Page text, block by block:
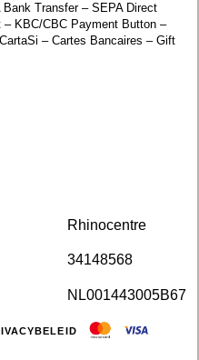
Transfer – SEPA Direct
KBC/CBC Payment Button –
– Cartes Bancaires – Gift
Rhinocentre
34148568
NL001443005B67